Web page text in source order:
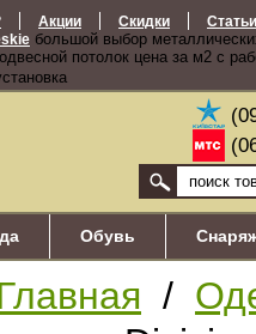
Акции Скидки Статьи
большой выбор
потолок цена за м2 с
Обувь
/